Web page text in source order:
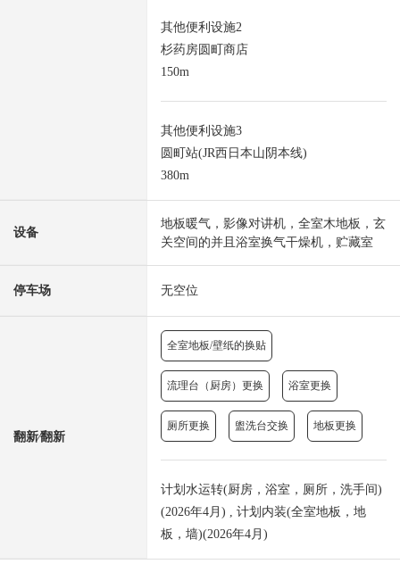
其他便利设施2
杉药房圆町商店
150m
其他便利设施3
圆町站(JR西日本山阴本线)
380m
设备
地板暖气，影像对讲机，全室木地板，玄
关空间的并且浴室换气干燥机，贮藏室
停车场 无空位
翻新⁄翻新
全室地板/壁纸的换贴
流理台（厨房）更换 浴室更换
厕所更换 盥洗台交换 地板更换
计划水运转(厨房，浴室，厕所，洗手间)
(2026年4月) , 计划内装(全室地板，地
板，墙)(2026年4月)